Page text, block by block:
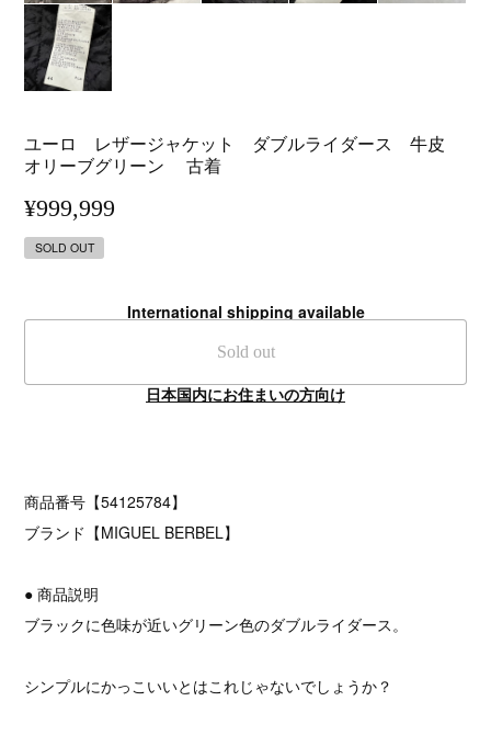
ユーロ レザージャケット ダブルライダース 牛皮
オリーブグリーン 古着
¥999,999
SOLD OUT
International shipping available
Sold out
日本国内にお住まいの方向け
商品番号【54125784】
ブランド【MIGUEL BERBEL】
● 商品説明
ブラックに色味が近いグリーン色のダブルライダース。
シンプルにかっこいいとはこれじゃないでしょうか？